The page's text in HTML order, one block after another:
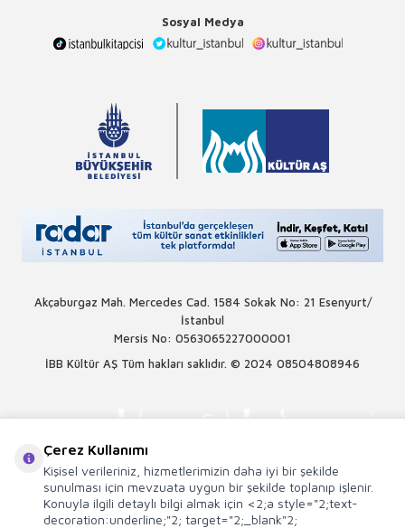
Sosyal Medya
Akçaburgaz Mah. Mercedes Cad. 1584 Sokak No: 21 Esenyurt/
İstanbul
Mersis No: 0563065227000001
İBB Kültür AŞ Tüm hakları saklıdır. © 2024 08504808946
Çerez Kullanımı
Kişisel verileriniz, hizmetlerimizin daha iyi bir şekilde
sunulması için mevzuata uygun bir şekilde toplanıp işlenir.
Konuyla ilgili detaylı bilgi almak için <2;a style="2;text-
decoration:underline;"2; target="2;_blank"2;